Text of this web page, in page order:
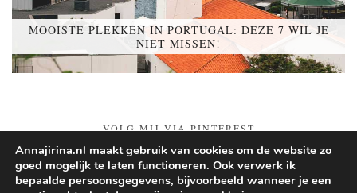
MOOISTE PLEKKEN IN PORTUGAL: DEZE 7 WIL JE
NIET MISSEN!
VOLG MIJ VIA PINTEREST
Follow on Pinterest
Annajirina.nl maakt gebruik van cookies om de website zo
goed mogelijk te laten functioneren. Ook verwerk ik
bepaalde persoonsgegevens, bijvoorbeeld wanneer je een